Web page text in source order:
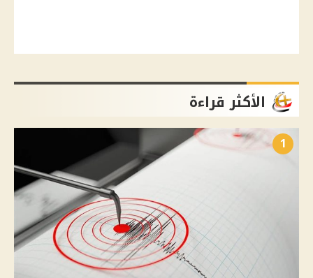
الأكثر قراءة
1